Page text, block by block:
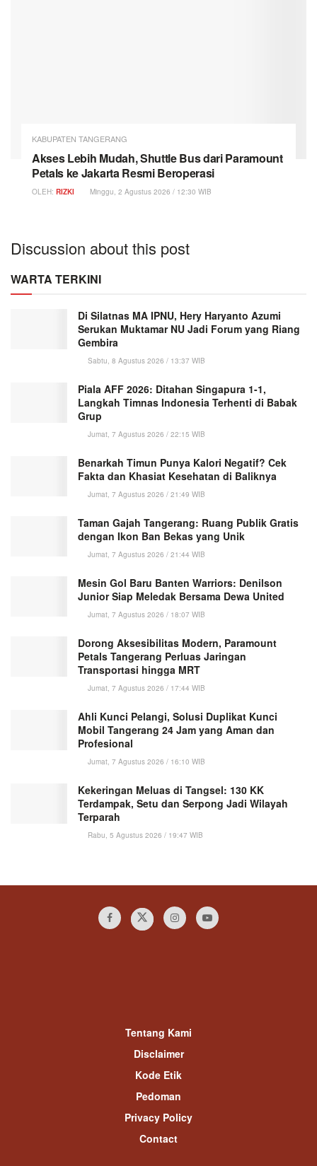
KABUPATEN TANGERANG
Akses Lebih Mudah, Shuttle Bus dari Paramount
Petals ke Jakarta Resmi Beroperasi
OLEH: RIZKI Minggu, 2 Agustus 2026 / 12:30 WIB
Discussion about this post
WARTA TERKINI
Di Silatnas MA IPNU, Hery Haryanto Azumi
Serukan Muktamar NU Jadi Forum yang Riang
Gembira
Sabtu, 8 Agustus 2026 / 13:37 WIB
Piala AFF 2026: Ditahan Singapura 1-1,
Langkah Timnas Indonesia Terhenti di Babak
Grup
Jumat, 7 Agustus 2026 / 22:15 WIB
Benarkah Timun Punya Kalori Negatif? Cek
Fakta dan Khasiat Kesehatan di Baliknya
Jumat, 7 Agustus 2026 / 21:49 WIB
Taman Gajah Tangerang: Ruang Publik Gratis
dengan Ikon Ban Bekas yang Unik
Jumat, 7 Agustus 2026 / 21:44 WIB
Mesin Gol Baru Banten Warriors: Denilson
Junior Siap Meledak Bersama Dewa United
Jumat, 7 Agustus 2026 / 18:07 WIB
Dorong Aksesibilitas Modern, Paramount
Petals Tangerang Perluas Jaringan
Transportasi hingga MRT
Jumat, 7 Agustus 2026 / 17:44 WIB
Ahli Kunci Pelangi, Solusi Duplikat Kunci
Mobil Tangerang 24 Jam yang Aman dan
Profesional
Jumat, 7 Agustus 2026 / 16:10 WIB
Kekeringan Meluas di Tangsel: 130 KK
Terdampak, Setu dan Serpong Jadi Wilayah
Terparah
Rabu, 5 Agustus 2026 / 19:47 WIB
Tentang Kami
Disclaimer
Kode Etik
Pedoman
Privacy Policy
Contact